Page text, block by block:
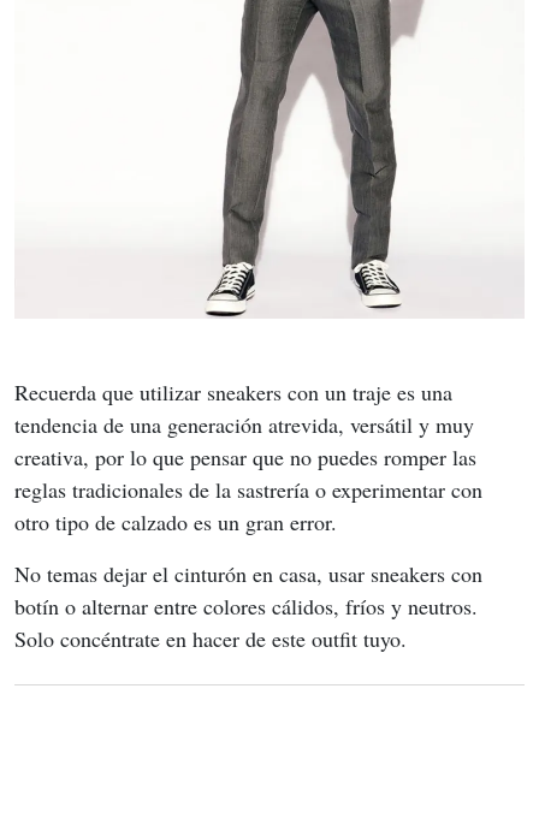
Recuerda que utilizar sneakers con un traje es una
tendencia de una generación atrevida, versátil y muy
creativa, por lo que pensar que no puedes romper las
reglas tradicionales de la sastrería o experimentar con
otro tipo de calzado es un gran error.
No temas dejar el cinturón en casa, usar sneakers con
botín o alternar entre colores cálidos, fríos y neutros.
Solo concéntrate en hacer de este outfit tuyo.